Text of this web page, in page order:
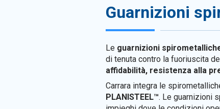
Guarnizioni
Le guarnizioni
di tenuta contro la fuoriuscita
affidabilità, resistenza alla
Carrara integra le
PLANISTEEL™. Le guarnizioni